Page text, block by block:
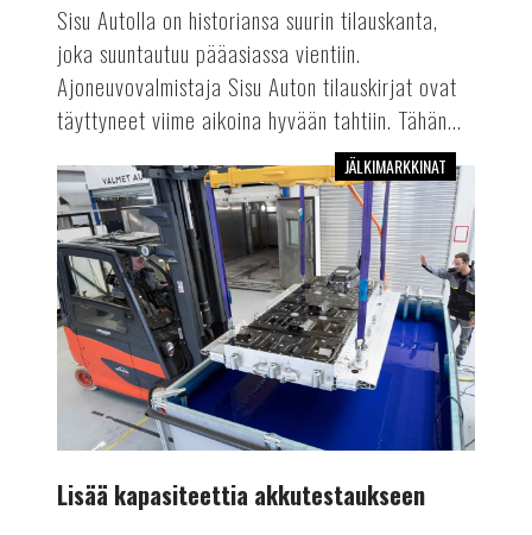
Sisu Autolla on historiansa suurin tilauskanta,
joka suuntautuu pääasiassa vientiin.
Ajoneuvovalmistaja Sisu Auton tilauskirjat ovat
täyttyneet viime aikoina hyvään tahtiin. Tähän...
Lisää
kapasiteettia
akkutestaukseen
JÄLKIMARKKINAT
Lisää kapasiteettia akkutestaukseen